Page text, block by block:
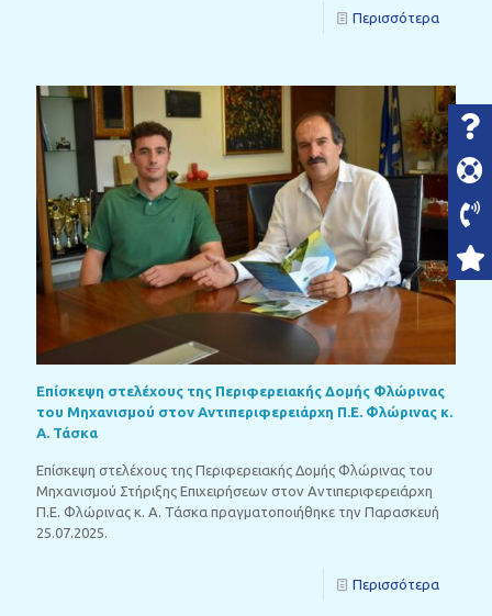
Περισσότερα
Επίσκεψη στελέχους της Περιφερειακής Δομής Φλώρινας
του Μηχανισμού στον Αντιπεριφερειάρχη Π.Ε. Φλώρινας κ.
Α. Τάσκα
Επίσκεψη στελέχους της Περιφερειακής Δομής Φλώρινας του
Μηχανισμού Στήριξης Επιχειρήσεων στον Αντιπεριφερειάρχη
Π.Ε. Φλώρινας κ. Α. Τάσκα πραγματοποιήθηκε την Παρασκευή
25.07.2025.
Περισσότερα